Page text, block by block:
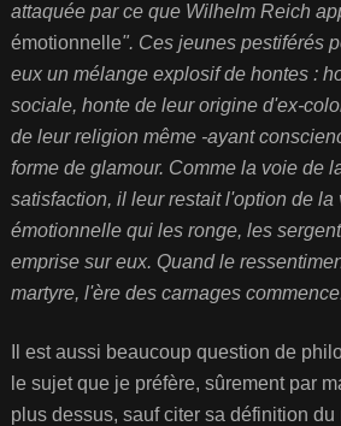
attaquée par ce que Wilhelm Reich
émotionnelle". Ces jeunes pestiférés
eux un mélange explosif de hontes :
sociale, honte de leur origine d'ex-
de leur religion même -ayant
forme de glamour. Comme la voie de
satisfaction, il leur restait l'option de
émotionnelle qui les ronge, les
emprise sur eux. Quand le
martyre, l'ère des carnages
Il est aussi beaucoup question de
le sujet que je préfère, sûrement par
plus dessus, sauf citer sa définition